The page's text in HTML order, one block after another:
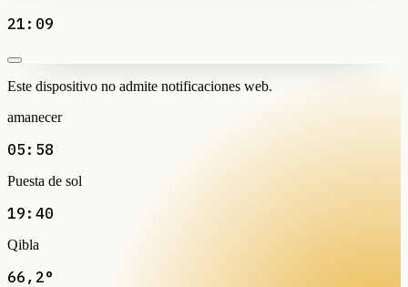
21:09
Este dispositivo no admite notificaciones web.
amanecer
05:58
Puesta de sol
19:40
Qibla
66,2°